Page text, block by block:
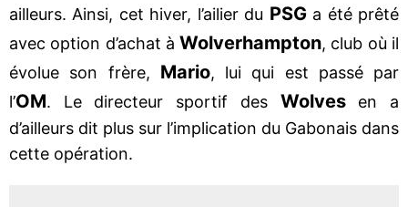
ailleurs. Ainsi, cet hiver, l’ailier du PSGa été prêté
avec option d’achat àWolverhampton, club où il
évolue son frère, Mario, lui qui est passé par
l’OM. Le directeur sportif des Wolvesen a
d’ailleurs dit plus sur l’implication du Gabonais dans
cette opération.